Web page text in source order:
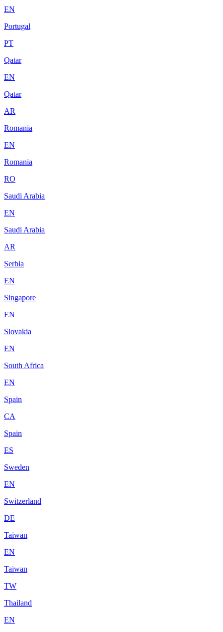
EN
Portugal
PT
Qatar
EN
Qatar
AR
Romania
EN
Romania
RO
Saudi Arabia
EN
Saudi Arabia
AR
Serbia
EN
Singapore
EN
Slovakia
EN
South Africa
EN
Spain
CA
Spain
ES
Sweden
EN
Switzerland
DE
Taiwan
EN
Taiwan
TW
Thailand
EN